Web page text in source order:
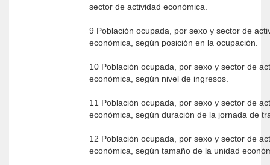
sector de actividad económica.
9 Población ocupada, por sexo y sector de
económica, según posición en la ocupación.
10 Población ocupada, por sexo y sector de
económica, según nivel de ingresos.
11 Población ocupada, por sexo y sector de
económica, según duración de la jornada de
12 Población ocupada, por sexo y sector de
económica, según tamaño de la unidad